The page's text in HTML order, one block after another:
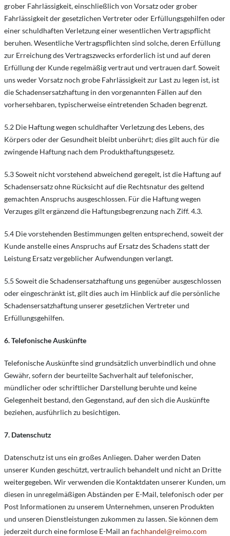
grober Fahrlässigkeit, einschließlich von Vorsatz oder grober
Fahrlässigkeit der gesetzlichen Vertreter oder Erfüllungsgehilfen oder
einer schuldhaften Verletzung einer wesentlichen Vertragspflicht
beruhen. Wesentliche Vertragspflichten sind solche, deren Erfüllung
zur Erreichung des Vertragszwecks erforderlich ist und auf deren
Erfüllung der Kunde regelmäßig vertraut und vertrauen darf. Soweit
uns weder Vorsatz noch grobe Fahrlässigkeit zur Last zu legen ist, ist
die Schadensersatzhaftung in den vorgenannten Fällen auf den
vorhersehbaren, typischerweise eintretenden Schaden begrenzt.
5.2 Die Haftung wegen schuldhafter Verletzung des Lebens, des
Körpers oder der Gesundheit bleibt unberührt; dies gilt auch für die
zwingende Haftung nach dem Produkthaftungsgesetz.
5.3 Soweit nicht vorstehend abweichend geregelt, ist die Haftung auf
Schadensersatz ohne Rücksicht auf die Rechtsnatur des geltend
gemachten Anspruchs ausgeschlossen. Für die Haftung wegen
Verzuges gilt ergänzend die Haftungsbegrenzung nach Ziff. 4.3.
5.4 Die vorstehenden Bestimmungen gelten entsprechend, soweit der
Kunde anstelle eines Anspruchs auf Ersatz des Schadens statt der
Leistung Ersatz vergeblicher Aufwendungen verlangt.
5.5 Soweit die Schadensersatzhaftung uns gegenüber ausgeschlossen
oder eingeschränkt ist, gilt dies auch im Hinblick auf die persönliche
Schadensersatzhaftung unserer gesetzlichen Vertreter und
Erfüllungsgehilfen.
6. Telefonische Auskünfte
Telefonische Auskünfte sind grundsätzlich unverbindlich und ohne
Gewähr, sofern der beurteilte Sachverhalt auf telefonischer,
mündlicher oder schriftlicher Darstellung beruhte und keine
Gelegenheit bestand, den Gegenstand, auf den sich die Auskünfte
beziehen, ausführlich zu besichtigen.
7. Datenschutz
Datenschutz ist uns ein großes Anliegen. Daher werden Daten
unserer Kunden geschützt, vertraulich behandelt und nicht an Dritte
weitergegeben. Wir verwenden die Kontaktdaten unserer Kunden, um
diesen in unregelmäßigen Abständen per E-Mail, telefonisch oder per
Post Informationen zu unserem Unternehmen, unseren Produkten
und unseren Dienstleistungen zukommen zu lassen. Sie können dem
jederzeit durch eine formlose E-Mail an fachhandel@reimo.com